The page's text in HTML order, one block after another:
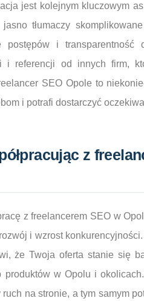
jest kolejnym kluczowym
tłumaczy
postępów i transparentność
i referencji od innych firm,
SEO Opole to
i potrafi dostarczyć
z
z freelancerem SEO w
i wzrost
że Twoja oferta stanie się
produktów w Opolu i
na stronie, a tym samym